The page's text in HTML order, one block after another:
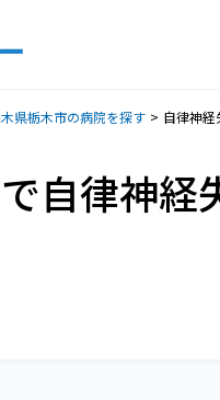
県栃木市の病院を探す 自律神経
自律神経